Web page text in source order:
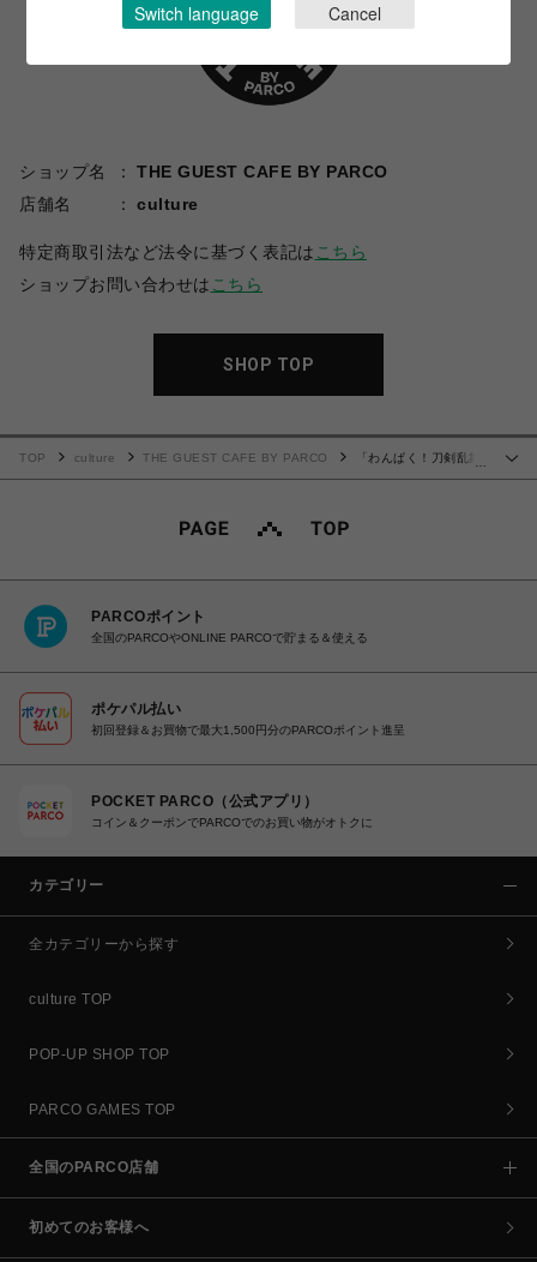
ショップ名
THE GUEST CAFE BY PARCO
店舗名
culture
特定商取引法など法令に基づく表記は こちら
ショップお問い合わせは こちら
SHOP TOP
TOP culture THE GUEST CAFE BY PARCO
「わんぱく！刀剣乱舞
PARCOポイント
全国のPARCOやONLINE PARCOで貯まる＆使える
ポケパル払い
初回登録＆お買物で最大1,500円分のPARCOポイント進呈
POCKET PARCO（公式アプリ）
コイン＆クーポンでPARCOでのお買い物がオトクに
カテゴリー
全カテゴリーから探す
culture TOP
POP-UP SHOP TOP
PARCO GAMES TOP
全国のPARCO店舗
初めてのお客様へ
Switch language Cancel